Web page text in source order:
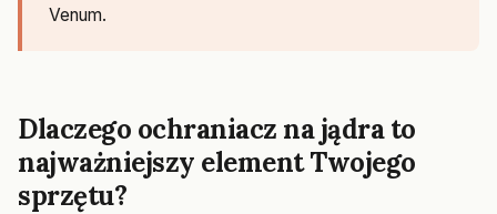
Venum.
Dlaczego ochraniacz na jądra to
najważniejszy element Twojego
sprzętu?